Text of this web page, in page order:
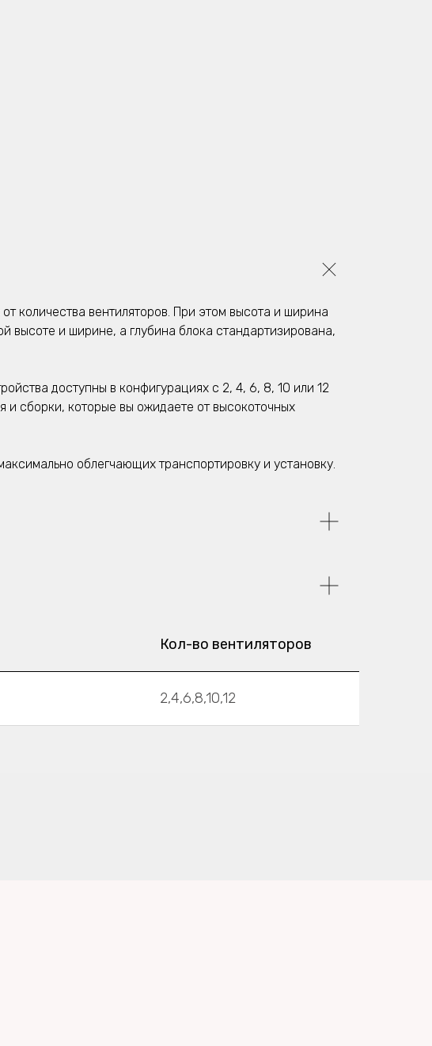
количества вентиляторов. При этом высота и ширина
высоте и ширине, а глубина блока стандартизирована,
доступны в конфигурациях с 2, 4, 6, 8, 10 или 12
и сборки, которые вы ожидаете от высокоточных
облегчающих транспортировку и установку.
Кол-во вентиляторов
2,4,6,8,10,12